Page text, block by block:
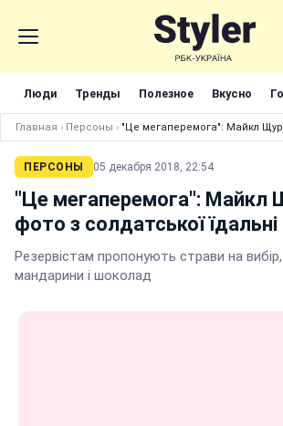
Люди Тренды Полезное Вкусно
Главная › Персоны › "Це мегаперемога": Майкл Щур
ПЕРСОНЫ 05 декабря 2018, 22:54
"Це мегаперемога": Майкл
фото з солдатської їдальні
Резервістам пропонують страви на
мандарини і шоколад